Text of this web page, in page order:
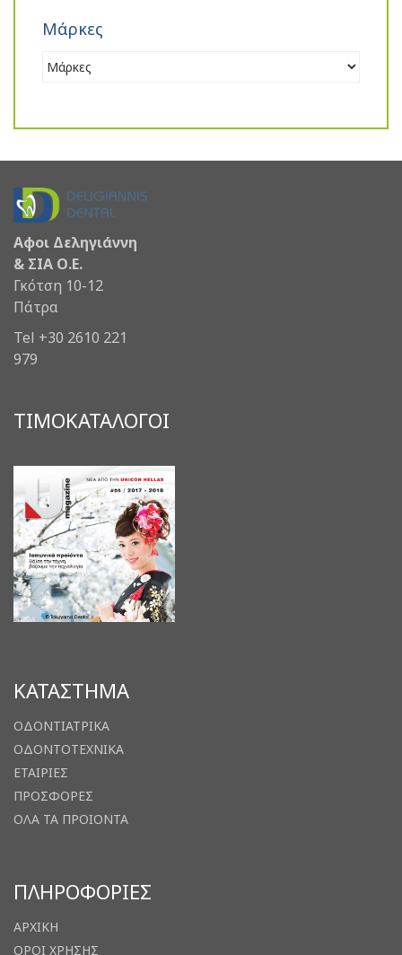
Μάρκες
Αφοι Δεληγιάννη
& ΣΙΑ Ο.Ε.
Γκότση 10-12
Πάτρα
Tel +30 2610 221
979
ΤΙΜΟΚΑΤΑΛΟΓΟΙ
ΚΑΤΑΣΤΗΜΑ
ΟΔΟΝΤΙΑΤΡΙΚΑ
ΟΔΟΝΤΟΤΕΧΝΙΚΑ
ΕΤΑΙΡΙΕΣ
ΠΡΟΣΦΟΡΕΣ
ΟΛΑ ΤΑ ΠΡΟΙΟΝΤΑ
ΠΛΗΡΟΦΟΡΙΕΣ
ΑΡΧΙΚΗ
ΟΡΟΙ ΧΡΗΣΗΣ